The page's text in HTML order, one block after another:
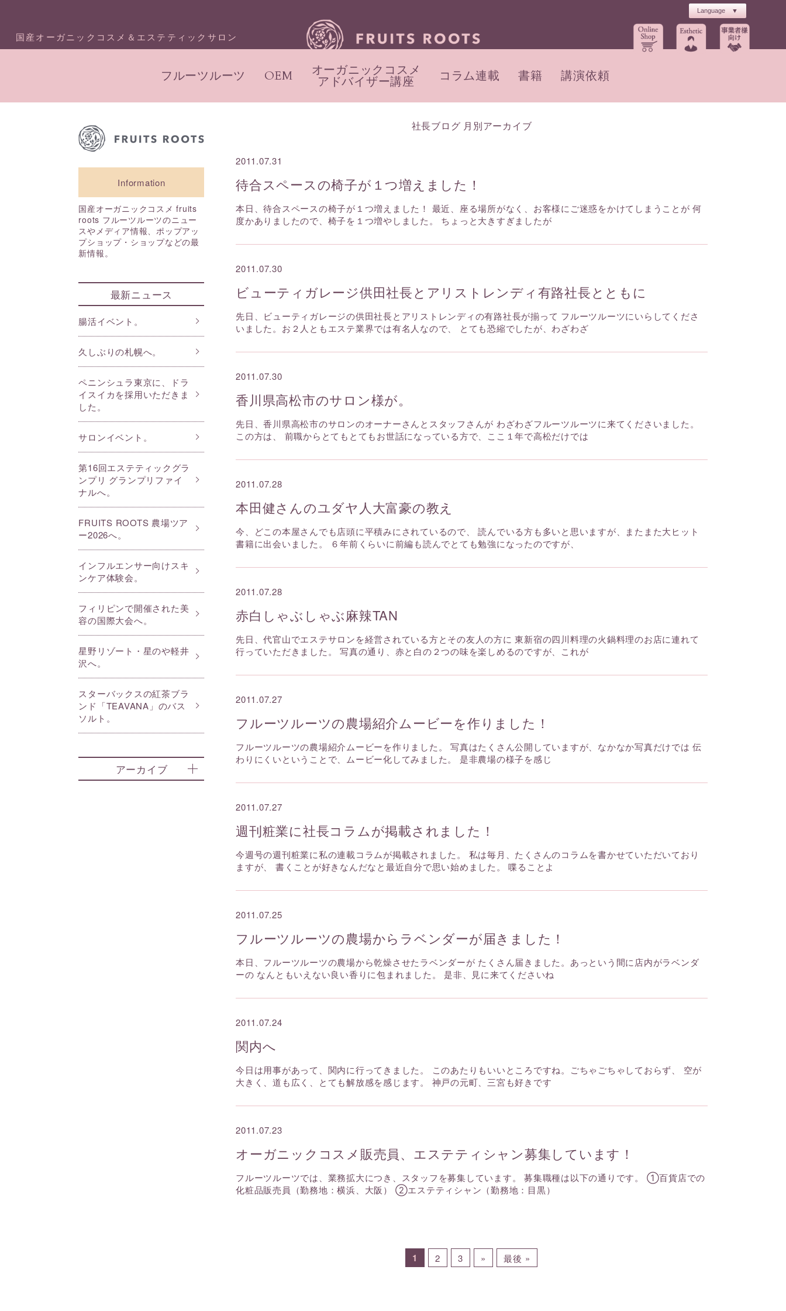
国産オーガニックコスメ＆エステティックサロン
フルーツルーツ OEM オーガニックコスメ
アドバイザー講座 コラム連載 書籍 講演依頼
社長ブログ 月別アーカイブ
2011.07.31
待合スペースの椅子が１つ増えました！
本日、待合スペースの椅子が１つ増えました！ 最近、座る場所がなく、お客様にご迷惑をかけてしまうことが 何
度かありましたので、椅子を１つ増やしました。 ちょっと大きすぎましたが
2011.07.30
ビューティガレージ供田社長とアリストレンディ有路社長とともに
先日、ビューティガレージの供田社長とアリストレンディの有路社長が揃って フルーツルーツにいらしてくださ
いました。お２人ともエステ業界では有名人なので、 とても恐縮でしたが、わざわざ
2011.07.30
香川県高松市のサロン様が。
先日、香川県高松市のサロンのオーナーさんとスタッフさんが わざわざフルーツルーツに来てくださいました。
この方は、 前職からとてもとてもお世話になっている方で、ここ１年で高松だけでは
2011.07.28
本田健さんのユダヤ人大富豪の教え
今、どこの本屋さんでも店頭に平積みにされているので、 読んでいる方も多いと思いますが、またまた大ヒット
書籍に出会いました。 ６年前くらいに前編も読んでとても勉強になったのですが、
2011.07.28
赤白しゃぶしゃぶ麻辣TAN
先日、代官山でエステサロンを経営されている方とその友人の方に 東新宿の四川料理の火鍋料理のお店に連れて
行っていただきました。 写真の通り、赤と白の２つの味を楽しめるのですが、これが
2011.07.27
フルーツルーツの農場紹介ムービーを作りました！
フルーツルーツの農場紹介ムービーを作りました。 写真はたくさん公開していますが、なかなか写真だけでは 伝
わりにくいということで、ムービー化してみました。 是非農場の様子を感じ
2011.07.27
週刊粧業に社長コラムが掲載されました！
今週号の週刊粧業に私の連載コラムが掲載されました。 私は毎月、たくさんのコラムを書かせていただいており
ますが、 書くことが好きなんだなと最近自分で思い始めました。 喋ることよ
2011.07.25
フルーツルーツの農場からラベンダーが届きました！
本日、フルーツルーツの農場から乾燥させたラベンダーが たくさん届きました。あっという間に店内がラベンダ
ーの なんともいえない良い香りに包まれました。 是非、見に来てくださいね
2011.07.24
関内へ
今日は用事があって、関内に行ってきました。 このあたりもいいところですね。ごちゃごちゃしておらず、 空が
大きく、道も広く、とても解放感を感じます。 神戸の元町、三宮も好きです
2011.07.23
オーガニックコスメ販売員、エステティシャン募集しています！
フルーツルーツでは、業務拡大につき、スタッフを募集しています。 募集職種は以下の通りです。 ①百貨店での
化粧品販売員（勤務地：横浜、大阪） ②エステティシャン（勤務地：目黒）
1 2 3 » 最後 »
Information
国産オーガニックコスメ fruits
roots フルーツルーツのニュー
スやメディア情報、ポップアッ
プショップ・ショップなどの最
新情報。
最新ニュース
腸活イベント。
久しぶりの札幌へ。
ペニンシュラ東京に、ドラ
イスイカを採用いただきま
した。
サロンイベント。
第16回エステティックグラ
ンプリ グランプリファイ
ナルへ。
FRUITS ROOTS 農場ツア
ー2026へ。
インフルエンサー向けスキ
ンケア体験会。
フィリピンで開催された美
容の国際大会へ。
星野リゾート・星のや軽井
沢へ。
スターバックスの紅茶ブラ
ンド「TEAVANA」のバス
ソルト。
アーカイブ